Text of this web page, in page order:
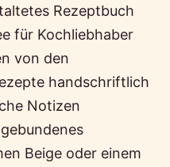
Rezeptbuch
für Kochliebhaber
von den
handschriftlich
Notizen
Beige oder einem